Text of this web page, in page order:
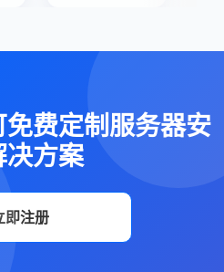
费定制服务器安
方案
即注册